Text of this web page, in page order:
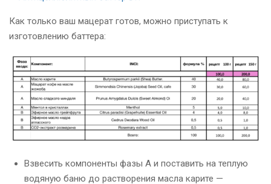
Как только ваш мацерат готов, можно приступать к
изготовлению баттера:
Взвесить компоненты фазы А и поставить на теплую
водяную баню до растворения масла карите —